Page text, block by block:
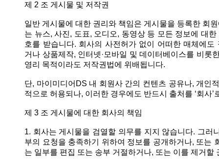
제 2 조 게시물 및 저작권
일반 게시물에 대한 권리와 책임은 게시물을 등록한 회
는 뉴스, 사진, 도표, 오디오, 동영상 등 모든 정보에 대
호를 받습니다. 회사의 사전허가 없이 어떠한 매체에도
거나 상품제작, 인터넷·모바일 및 데이터베이스를 비롯
영리 목적이라도 저작권법에 위배됩니다.
단, 마이미디어DS 내 회원사 간의 컨텐츠 공유나, 개인
적으로 허용되나, 이러한 경우에도 반드시 출처를 ‘회사’
제 3 조 게시물에 대한 회사의 책임
1. 회사는 게시물을 검열할 의무를 지지 않습니다. 그러
부의 요청을 충족하기 위하여 정보를 공개하거나, 또는
는 일부를 편집 또는 송부 거절하거나, 또는 이를 제거할